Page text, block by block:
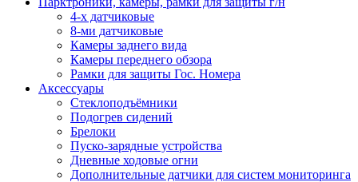
4-х датчиковые
8-ми датчиковые
Камеры заднего вида
Камеры переднего обзора
Рамки для защиты Гос. Номера
Аксессуары
Стеклоподъёмники
Подогрев сидений
Брелоки
Пуско-зарядные устройства
Дневные ходовые огни
Дополнительные датчики для систем мониторинга